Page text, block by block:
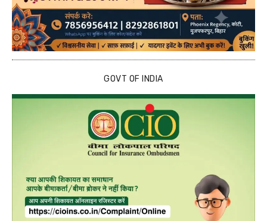
GOVT OF INDIA